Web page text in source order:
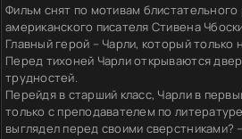
Фильм снят по мотивам блистательного
американского писателя Стивена
Главный герой – Чарли, который
Перед тихоней Чарли открываются
трудностей.
Перейдя в старший класс, Чарли в
только с преподавателем по
выглядел перед своими сверстниками?